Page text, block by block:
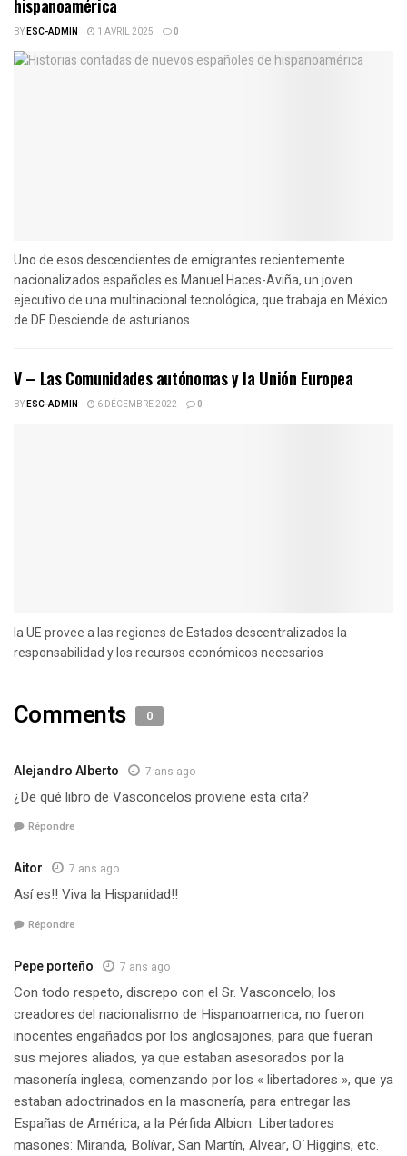
hispanoamérica
BYESC-ADMIN 1 AVRIL 2025 0
Uno de esos descendientes de emigrantes recientemente
nacionalizados españoles es Manuel Haces-Aviña, un joven
ejecutivo de una multinacional tecnológica, que trabaja en México
de DF. Desciende de asturianos...
V – Las Comunidades autónomas y la Unión Europea
BYESC-ADMIN 6 DÉCEMBRE 2022 0
la UE provee a las regiones de Estados descentralizados la
responsabilidad y los recursos económicos necesarios
Comments 0
Alejandro Alberto 7 ans ago
¿De qué libro de Vasconcelos proviene esta cita?
Répondre
Aitor 7 ans ago
Así es!! Viva la Hispanidad!!
Répondre
Pepe porteño 7 ans ago
Con todo respeto, discrepo con el Sr. Vasconcelo; los
creadores del nacionalismo de Hispanoamerica, no fueron
inocentes engañados por los anglosajones, para que fueran
sus mejores aliados, ya que estaban asesorados por la
masonería inglesa, comenzando por los « libertadores », que ya
estaban adoctrinados en la masonería, para entregar las
Españas de América, a la Pérfida Albion. Libertadores
masones: Miranda, Bolívar, San Martín, Alvear, O`Higgins, etc.